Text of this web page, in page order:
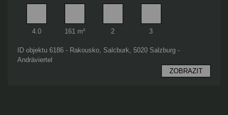
Pokoj
4.0
Obytný prostor
161 m²
Koupelna
2
Ložnice
3
ID objektu 6186 - Rakousko, Salcburk, 5020 Salzburg -
Andräviertel
ZOBRAZIT